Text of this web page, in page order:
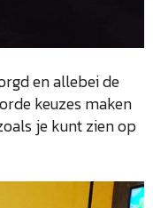
en allebei de
keuzes maken
je kunt zien op